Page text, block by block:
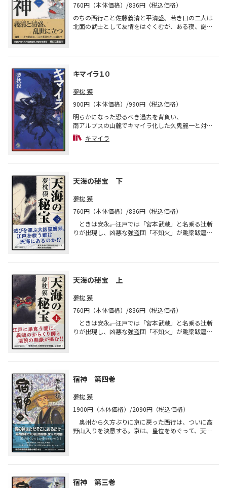
760円（本体価格）/836円（税込価格）
のちの西行こと佐藤義清と平清盛。若き日の二人は
北面の武士として友情をはぐくむが、ある夜、謎の
キマイラ１０
夢枕 獏
900円（本体価格）/990円（税込価格）
明らかになった恐るべき過去を背負い、
南アルプスの山麓でキマイラ化した久鬼麗一と対峙
する久鬼玄造と九十九三蔵。
それを見守る宇名月典善、菊地良二――。
キマイラにおのれの運命を狂わされた男たちの執念
が渦巻く、驚天動地の第10巻！
キマイラ
天海の秘宝 下
夢枕 獏
760円（本体価格）/836円（税込価格）
ときは安永――。江戸では「宮本武蔵」と名乗る辻斬
りが出現し、凶悪な強盗団「不知火」が跳梁跋扈し
天海の秘宝 上
夢枕 獏
760円（本体価格）/836円（税込価格）
ときは安永――。江戸では「宮本武蔵」と名乗る辻斬
りが出現し、凶悪な強盗団「不知火」が跳梁跋扈し
宿神 第四巻
夢枕 獏
1900円（本体価格）/2090円（税込価格）
奥州から久方ぶりに京に戻った西行は、ついに高
野山入りを決意する。京は、皇位をめぐって、天皇
宿神 第三巻